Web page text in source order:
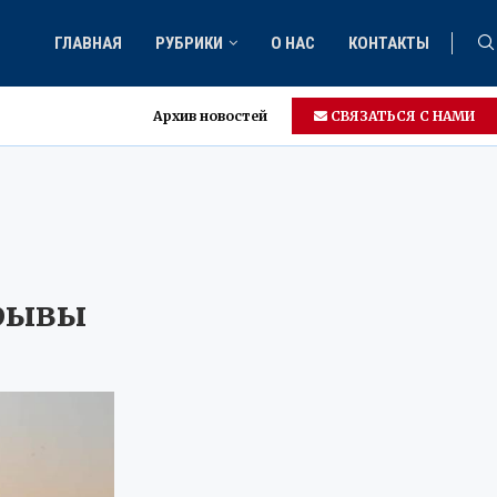
ГЛАВНАЯ РУБРИКИ О НАС КОНТАКТЫ
Архив новостей СВЯЗАТЬСЯ С НАМИ